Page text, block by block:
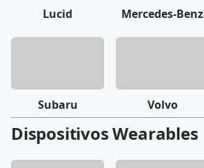
Lucid Mercedes-Benz
Subaru Volvo
Dispositivos Wearables